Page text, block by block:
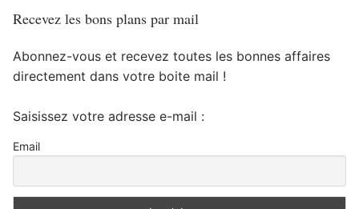
Recevez les bons plans par mail
Abonnez-vous et recevez toutes les bonnes affaires
directement dans votre boite mail !
Saisissez votre adresse e-mail :
Email